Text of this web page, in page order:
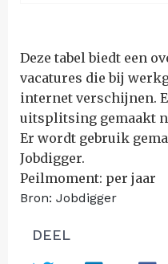
Deze tabel biedt een
vacatures die bij
internet verschijnen.
uitsplitsing gemaakt
Er wordt gebruik
Jobdigger.
Peilmoment: per jaar
Bron: Jobdigger
DEEL